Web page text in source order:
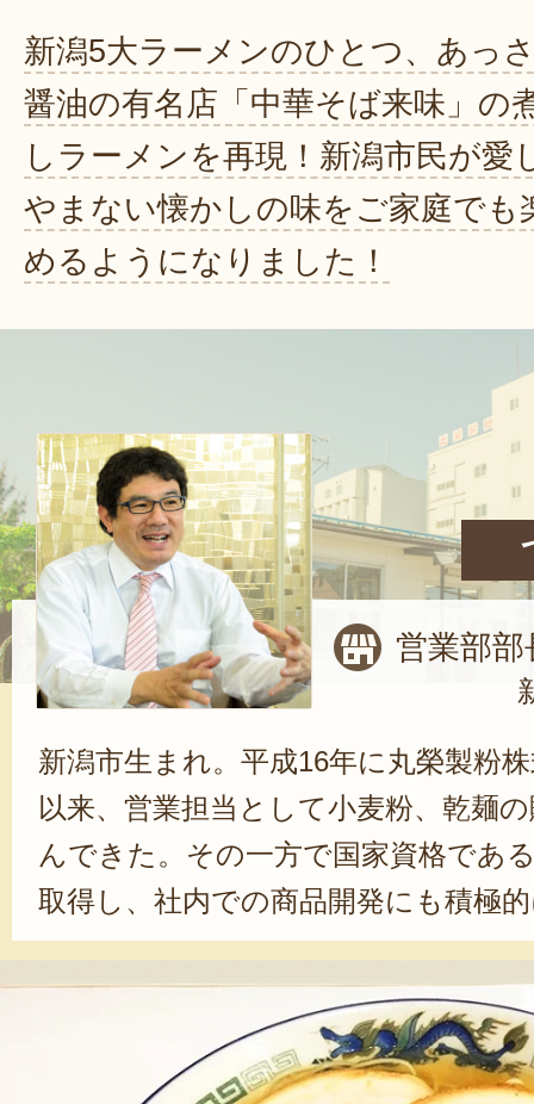
新潟5大ラーメンのひとつ、あっ
醤油の有名店「中華そば来味」の
しラーメンを再現！新潟市民が愛
やまない懐かしの味をご家庭でも
めるようになりました！
営業部
新潟市生まれ。平成16年に丸榮製粉
以来、営業担当として小麦粉、乾麺
んできた。その一方で国家資格であ
取得し、社内での商品開発にも積極
また、日本初の唐揚げ地位向上団体
日本唐揚協会より「カラアゲニスト
り、自社商品のから揚げ粉の販売促
る。今後は丸榮製粉株式会社の中核